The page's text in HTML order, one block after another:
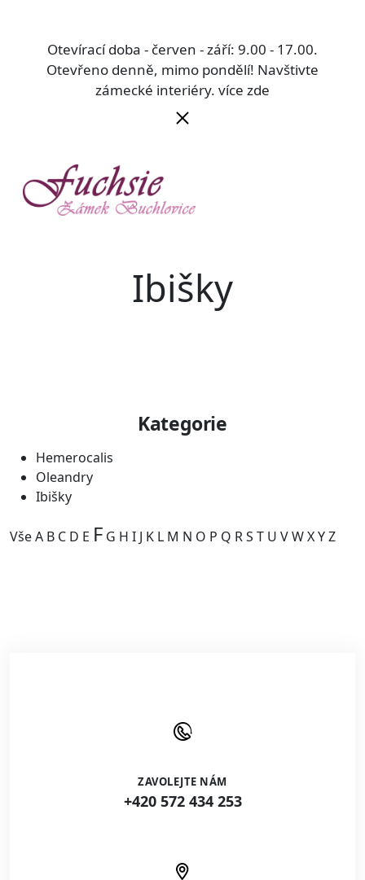
Otevírací doba - červen - září: 9.00 - 17.00.
Otevřeno denně, mimo pondělí! Navštivte
zámecké interiéry. více zde
Ibišky
Kategorie
Hemerocalis
Oleandry
Ibišky
VšeA B C D E F G H I J K L M N O P Q RS T U VWXYZ
ZAVOLEJTE NÁM
+420 572 434 253